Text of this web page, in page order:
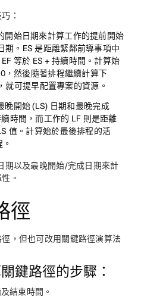
：
開始日期來計算工作的提前開始
期。ES 是距離緊鄰前導事項中
等於 ES + 持續時間。計算始
，然後隨著排程繼續計算下
就可提早配置專案的資源。
晚開始 (LS) 日期和最晚完成
時間，而工作的 LF 則是距離
值。計算始於最後排程的活
期以及最晚開始/完成日期來計
。
徑
，但也可改用關鍵路徑演算法
鍵路徑的步驟：
結束時間。